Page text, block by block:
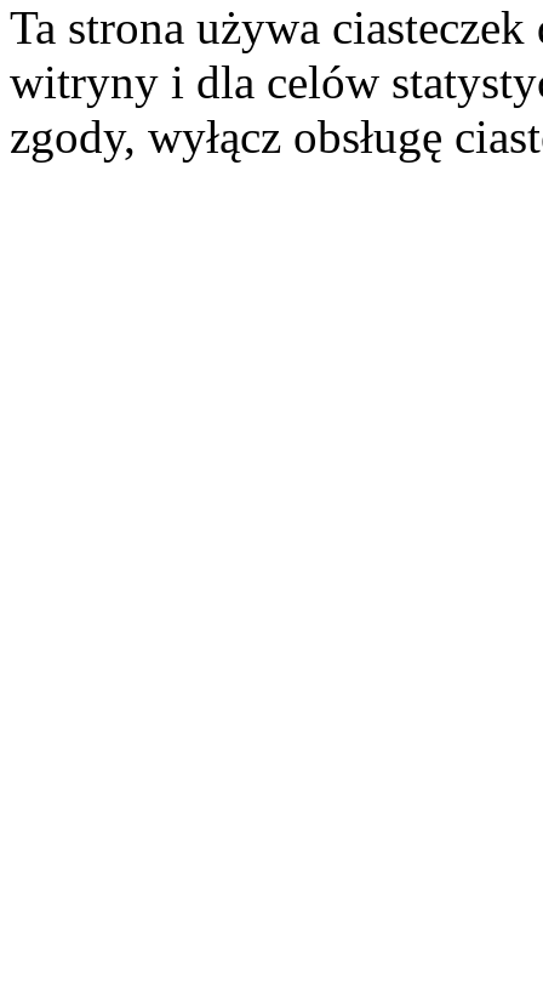
Ta strona używa
witryny i dla celów
zgody, wyłącz obsługę